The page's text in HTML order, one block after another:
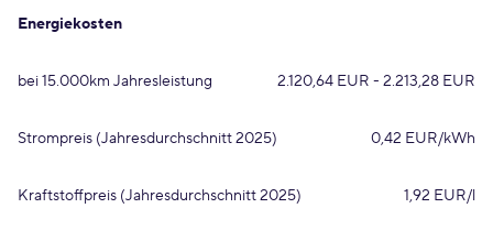
Energiekosten
bei 15.000km Jahresleistung 2.120,64 EUR - 2.213,28 EUR
Strompreis (Jahresdurchschnitt 2025) 0,42 EUR/kWh
Kraftstoffpreis (Jahresdurchschnitt 2025) 1,92 EUR/l